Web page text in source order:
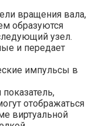
вращения вала,
образуются
узел.
и передает
импульсы в
отображаться
виртуальной